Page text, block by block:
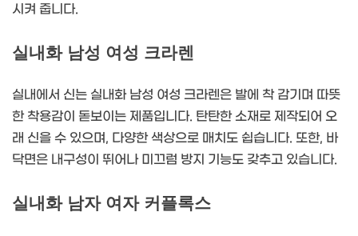
시켜 줍니다.
실내화 남성 여성 크라렌
실내에서 신는 실내화 남성 여성 크라렌은 발에 착 감기며 따뜻
한 착용감이 돋보이는 제품입니다. 탄탄한 소재로 제작되어 오
래 신을 수 있으며, 다양한 색상으로 매치도 쉽습니다. 또한, 바
닥면은 내구성이 뛰어나 미끄럼 방지 기능도 갖추고 있습니다.
실내화 남자 여자 커플록스